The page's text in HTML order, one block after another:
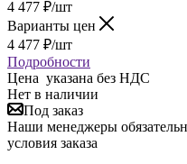
4 477 ₽/шт
Варианты цен
4 477 ₽/шт
Подробности
Цена указана без НДС
Нет в наличии
Под заказ
Наши менеджеры
условия заказа